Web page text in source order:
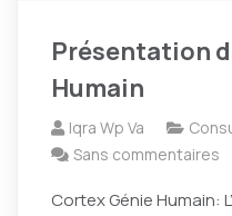
Présentation
Humain
Iqra Wp Va
Sans commentaires
Cortex Génie Humain: